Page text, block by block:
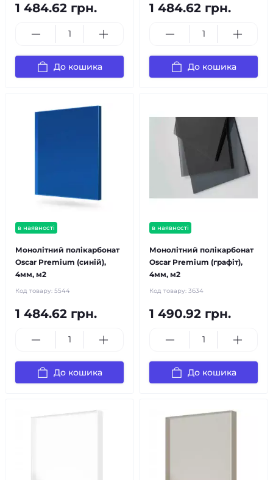
1 484.62 грн.
До кошика
1 484.62 грн.
До кошика
в наявності
Монолітний полікарбонат
Oscar Premium (синій),
4мм, м2
Код товару: 5544
1 484.62 грн.
До кошика
в наявності
Монолітний полікарбонат
Oscar Premium (графіт),
4мм, м2
Код товару: 3634
1 490.92 грн.
До кошика